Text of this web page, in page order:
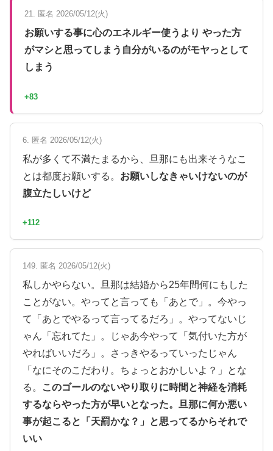
21. 匿名 2026/05/12(火)
お願いする事に心のエネルギー使うより やった方
がマシと思ってしまう自分がいるのがモヤっとして
しまう
+83
6. 匿名 2026/05/12(火)
私が多くて不満たまるから、旦那にも出来そうなこ
とは都度お願いする。 お願いしなきゃいけないのが
腹立たしいけど
+112
149. 匿名 2026/05/12(火)
私しかやらない。旦那は結婚から25年間何にもした
ことがない。やってと言っても「あとで」。今やっ
て「あとでやるって言ってるだろ」。やってないじ
ゃん「忘れてた」。じゃあ今やって「気付いた方が
やればいいだろ」。さっきやるっていったじゃん
「なにそのこだわり。ちょっとおかしいよ？」とな
る。
このゴールのないやり取りに時間と神経を消耗
するならやった方が早いとなった。旦那に何か悪い
事が起こると「天罰かな？」と思ってるからそれで
いい